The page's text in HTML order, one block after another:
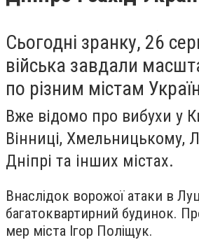
Сьогодні зранку, 26
війська завдали
по різним містам
Вже відомо про вибухи у
Вінниці, Хмельницькому,
Дніпрі та інших містах.
Внаслідок ворожої атаки в
багатоквартирний будинок.
мер міста Ігор Поліщук.